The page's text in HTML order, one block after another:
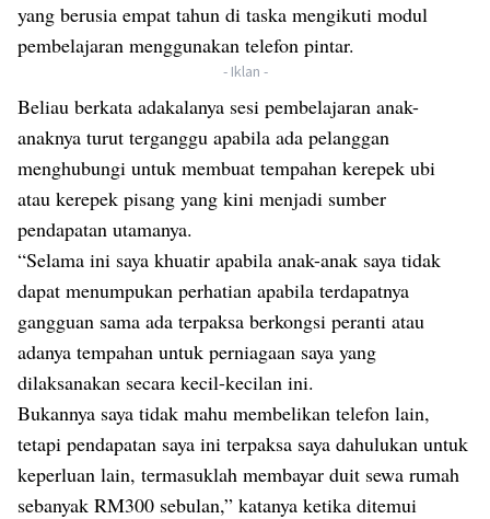
yang berusia empat tahun di taska mengikuti modul
pembelajaran menggunakan telefon pintar.
- Iklan -
Beliau berkata adakalanya sesi pembelajaran anak-
anaknya turut terganggu apabila ada pelanggan
menghubungi untuk membuat tempahan kerepek ubi
atau kerepek pisang yang kini menjadi sumber
pendapatan utamanya.
“Selama ini saya khuatir apabila anak-anak saya tidak
dapat menumpukan perhatian apabila terdapatnya
gangguan sama ada terpaksa berkongsi peranti atau
adanya tempahan untuk perniagaan saya yang
dilaksanakan secara kecil-kecilan ini.
Bukannya saya tidak mahu membelikan telefon lain,
tetapi pendapatan saya ini terpaksa saya dahulukan untuk
keperluan lain, termasuklah membayar duit sewa rumah
sebanyak RM300 sebulan,” katanya ketika ditemui